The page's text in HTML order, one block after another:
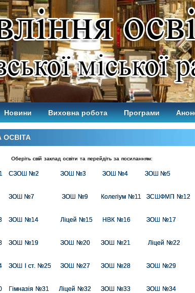
Новини Виховна робота Програми
ОСВІТА
Оберіть свій заклад освіти та перейдіть за посиланням:
СЗОШ №2 ЗОШ №3 ЗОШ №4 ЗОШ №5
ЗОШ №7 ЗОШ №9 Колегіум №11 ЗСШФМП №12
ЗОШ №14 Ліцей №15 НВК №16 ЗОШ №17
ЗОШ №19 ЗОШ №20 ЗОШ №21 Ліцей №22
ЗОШ І ст. №25 ЗОШ №27 ЗОШ №28 ЗОШ №29
Гімназія №31 Ліцей №32 ЗОШ №33 ЗОШ №34